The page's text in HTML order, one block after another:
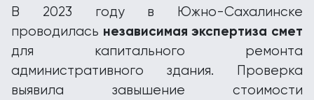
В 2023 году в Южно-Сахалинске
проводилась независимая экспертиза смет
для капитального ремонта
административного здания. Проверка
выявила завышение стоимости